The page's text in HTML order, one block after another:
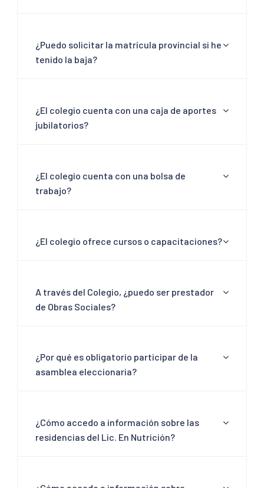
¿Puedo solicitar la matrícula provincial si he
tenido la baja?
¿El colegio cuenta con una caja de aportes
jubilatorios?
¿El colegio cuenta con una bolsa de
trabajo?
¿El colegio ofrece cursos o capacitaciones?
A través del Colegio, ¿puedo ser prestador
de Obras Sociales?
¿Por qué es obligatorio participar de la
asamblea eleccionaria?
¿Cómo accedo a información sobre las
residencias del Lic. En Nutrición?